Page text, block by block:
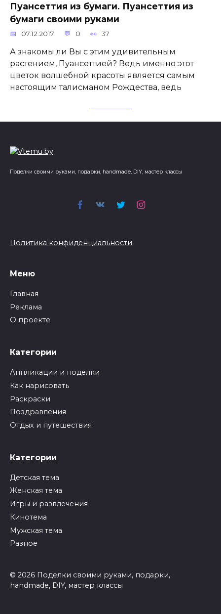
Пуансеттия из бумаги. Пуансеттия из
бумаги своими руками
07.12.2017 0 37
А знакомы ли Вы с этим удивительным
растением, Пуансеттией? Ведь именно этот
цветок волшебной красоты является самым
настоящим талисманом Рождества, ведь
Поделки своими руками, подарки, handmade, DIY, мастер классы
Политика конфиденциальности
Меню
Главная
Реклама
О проекте
Категории
Аппликации и поделки
Как нарисовать
Раскраски
Поздравления
Отдых и путешествия
Категории
Детская тема
Женская тема
Игры и развлечения
Кинотема
Мужская тема
Разное
© 2026 Поделки своими руками, подарки,
handmade, DIY, мастер классы